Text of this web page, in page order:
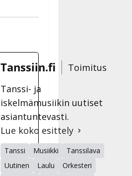
Tanssiin.fi
Toimitus
Tanssi- ja
iskelmämusiikin uutiset
asiantuntevasti.
Lue koko esittely
Tanssi Musiikki
Tanssilava
Uutinen
Laulu
Orkesteri